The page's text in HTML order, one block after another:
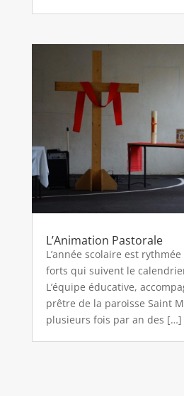
L’Animation Pastorale
L’année scolaire est
forts qui suivent le
L’équipe éducative,
prêtre de la paroisse Saint
plusieurs fois par an des […]